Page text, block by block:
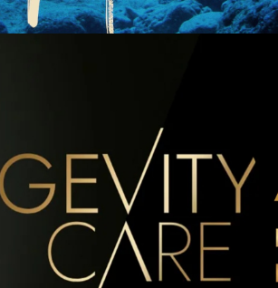
0907 341 890
e-mail: salon@kozmetikavlasta.sk
Moja adresa
KOZMETIKA VLASTA, Vlasta Povalačová